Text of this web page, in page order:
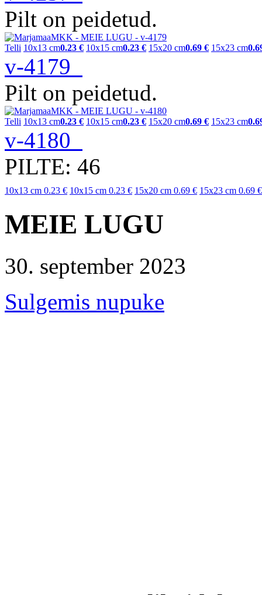
Pilt on peidetud.
Telli 10x13 cm0.23 € 10x15 cm0.23 € 15x20 cm0.69 € 15x23 cm
v-4179
Pilt on peidetud.
Telli 10x13 cm0.23 € 10x15 cm0.23 € 15x20 cm0.69 € 15x23 cm
v-4180
PILTE: 46
10x13 cm 0.23 € 10x15 cm 0.23 € 15x20 cm 0.69 € 15x23 cm 0.69 €
MEIE LUGU
30. september 2023
Sulgemis nupuke